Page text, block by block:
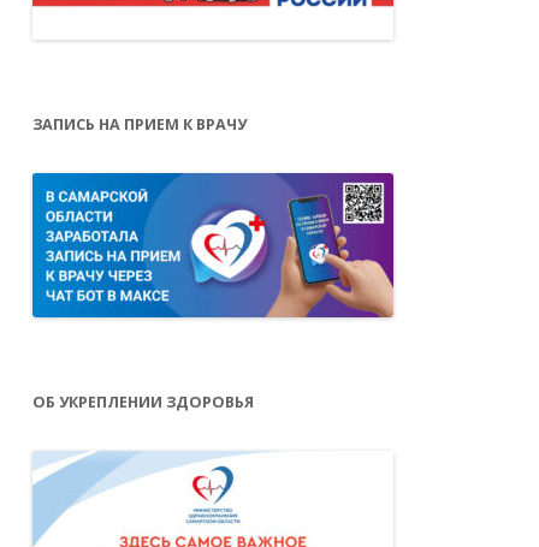
ЗАПИСЬ НА ПРИЕМ К ВРАЧУ
ОБ УКРЕПЛЕНИИ ЗДОРОВЬЯ